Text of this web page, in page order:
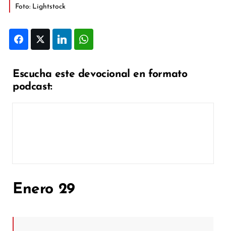
Foto: Lightstock
FacebookTwitter LinkedIn
Escucha este devocional en formato
podcast:
Enero 29